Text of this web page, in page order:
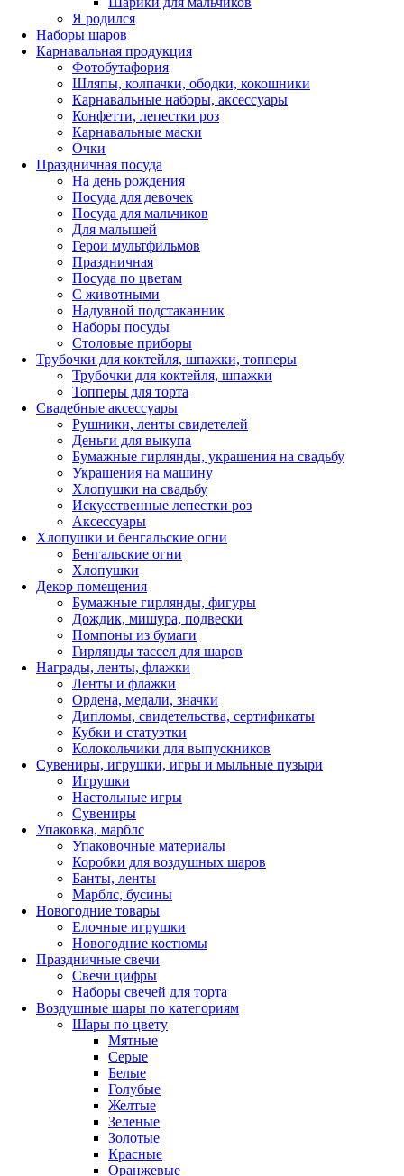
Я родился
Наборы шаров
Карнавальная продукция
Фотобутафория
Шляпы, колпачки, ободки, кокошники
Карнавальные наборы, аксессуары
Конфетти, лепестки роз
Карнавальные маски
Очки
Праздничная посуда
На день рождения
Посуда для девочек
Посуда для мальчиков
Для малышей
Герои мультфильмов
Праздничная
Посуда по цветам
С животными
Надувной подстаканник
Наборы посуды
Столовые приборы
Трубочки для коктейля, шпажки, топперы
Трубочки для коктейля, шпажки
Топперы для торта
Свадебные аксессуары
Рушники, ленты свидетелей
Деньги для выкупа
Бумажные гирлянды, украшения на свадьбу
Украшения на машину
Хлопушки на свадьбу
Искусственные лепестки роз
Аксессуары
Хлопушки и бенгальские огни
Бенгальские огни
Хлопушки
Декор помещения
Бумажные гирлянды, фигуры
Дождик, мишура, подвески
Помпоны из бумаги
Гирлянды тассел для шаров
Награды, ленты, флажки
Ленты и флажки
Ордена, медали, значки
Дипломы, свидетельства, сертификаты
Кубки и статуэтки
Колокольчики для выпускников
Сувениры, игрушки, игры и мыльные пузыри
Игрушки
Настольные игры
Сувениры
Упаковка, марблс
Упаковочные материалы
Коробки для воздушных шаров
Банты, ленты
Марблс, бусины
Новогодние товары
Елочные игрушки
Новогодние костюмы
Праздничные свечи
Свечи цифры
Наборы свечей для торта
Воздушные шары по категориям
Шары по цвету
Мятные
Серые
Белые
Голубые
Желтые
Зеленые
Золотые
Красные
Оранжевые